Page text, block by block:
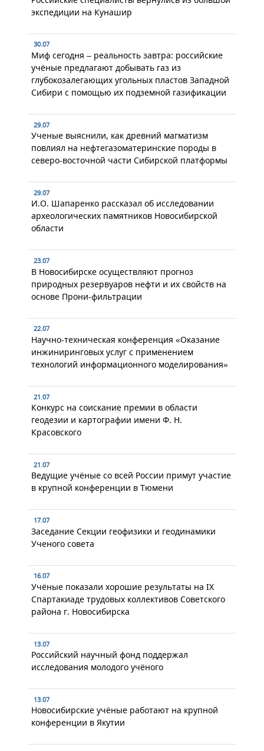
экспедиции на Кунашир
30.07
Миф сегодня – реальность завтра: российские
учёные предлагают добывать газ из
глубокозалегающих угольных пластов Западной
Сибири с помощью их подземной газификации
29.07
Ученые выяснили, как древний магматизм
повлиял на нефтегазоматеринские породы в
северо-восточной части Сибирской платформы
29.07
И.О. Шапаренко рассказал об исследовании
археологических памятников Новосибирской
области
23.07
В Новосибирске осуществляют прогноз
природных резервуаров нефти и их свойств на
основе Прони-фильтрации
22.07
Научно-техническая конференция «Оказание
инжиниринговых услуг с применением
технологий информационного моделирования»
21.07
Конкурс на соискание премии в области
геодезии и картографии имени Ф. Н.
Красовского
21.07
Ведущие учёные со всей России примут участие
в крупной конференции в Тюмени
17.07
Заседание Секции геофизики и геодинамики
Ученого совета
16.07
Учёные показали хорошие результаты на IX
Спартакиаде трудовых коллективов Советского
района г. Новосибирска
13.07
Российский научный фонд поддержал
исследования молодого учёного
13.07
Новосибирские учёные работают на крупной
конференции в Якутии